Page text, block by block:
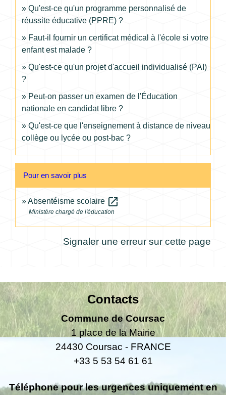
Qu'est-ce qu'un programme personnalisé de
réussite éducative (PPRE) ?
Faut-il fournir un certificat médical à l'école si votre
enfant est malade ?
Qu'est-ce qu'un projet d'accueil individualisé (PAI)
?
Peut-on passer un examen de l'Éducation
nationale en candidat libre ?
Qu'est-ce que l'enseignement à distance de niveau
collège ou lycée ou post-bac ?
Pour en savoir plus
Absentéisme scolaire open_in_new
Ministère chargé de l'éducation
Signaler une erreur sur cette page
Contacts
Commune de Coursac
1 place de la Mairie
24430 Coursac - FRANCE
+33 5 53 54 61 61
Téléphone pour les urgences uniquement en